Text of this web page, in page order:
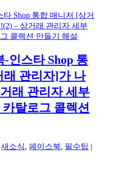
인스타 Shop 통
래 관리자]가 나
래 관리자 세부
탈로그 콜렉션
새소식,페이스북, 필수팁 |